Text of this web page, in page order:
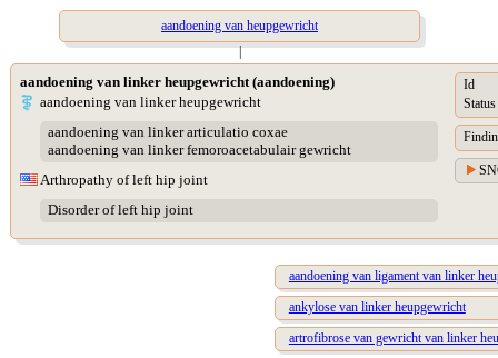
aandoening van heupgewricht
|
aandoening van linker heupgewricht (aandoening)
aandoening van linker heupgewricht
aandoening van linker articulatio coxae
aandoening van linker femoroacetabulair gewricht
Arthropathy of left hip joint
Disorder of left hip joint
Id
Status
aandoening van ligament van linker
ankylose van linker heupgewricht
artrofibrose van gewricht van linker